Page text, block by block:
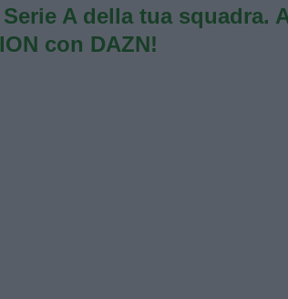
A della tua squadra.
con DAZN!